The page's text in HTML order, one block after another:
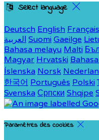
Select language
Deutsch English Français
العربية Suomi Gaeilge
Bahasa melayu Malti
Magyar Hrvatski
Íslenska Norsk
한국어 Português Polski
Svenska Српски Shqipe
Paramètres des cookies